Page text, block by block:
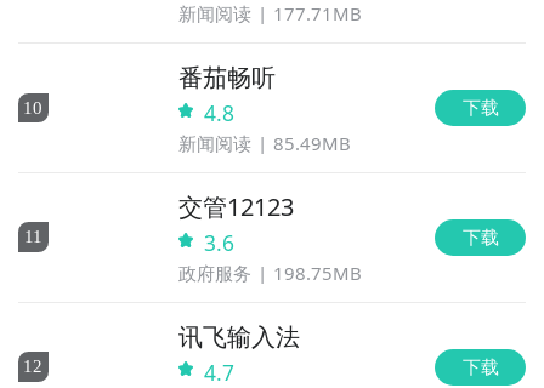
新闻阅读 177.71MB
10
番茄畅听
4.8
新闻阅读 85.49MB
下载
11
交管12123
3.6
政府服务 198.75MB
下载
12
讯飞输入法
4.7 下载